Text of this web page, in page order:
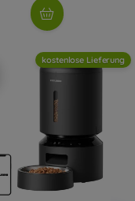
kostenlose Lieferung